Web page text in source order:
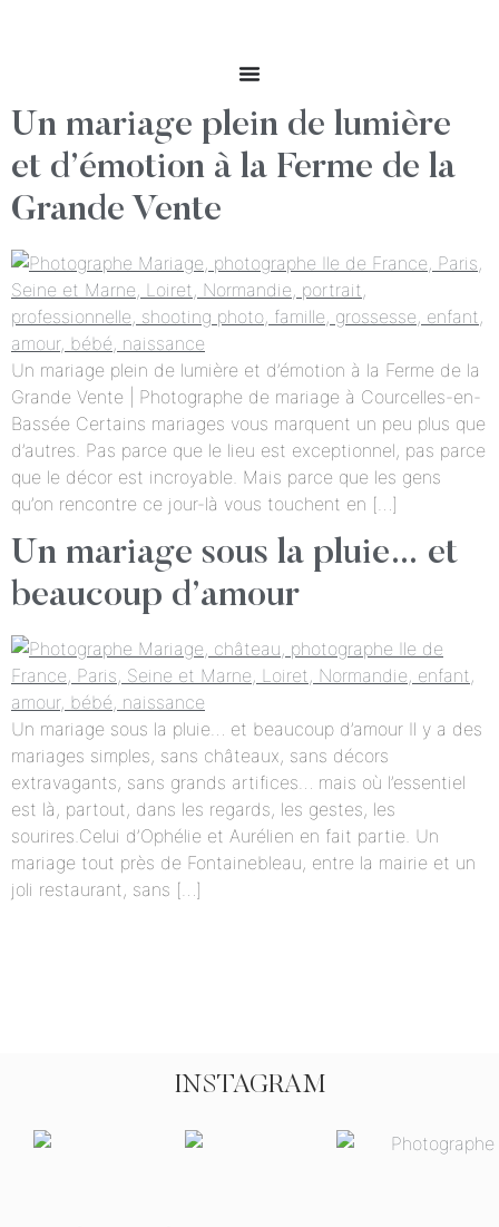
Un mariage plein de lumière
et d’émotion à la Ferme de la
Grande Vente
Un mariage plein de lumière et d’émotion à la Ferme de la
Grande Vente | Photographe de mariage à Courcelles-en-
Bassée Certains mariages vous marquent un peu plus que
d’autres. Pas parce que le lieu est exceptionnel, pas parce
que le décor est incroyable. Mais parce que les gens
qu’on rencontre ce jour-là vous touchent en […]
Un mariage sous la pluie… et
beaucoup d’amour
Un mariage sous la pluie… et beaucoup d’amour Il y a des
mariages simples, sans châteaux, sans décors
extravagants, sans grands artifices… mais où l’essentiel
est là, partout, dans les regards, les gestes, les
sourires.Celui d’Ophélie et Aurélien en fait partie. Un
mariage tout près de Fontainebleau, entre la mairie et un
joli restaurant, sans […]
INSTAGRAM